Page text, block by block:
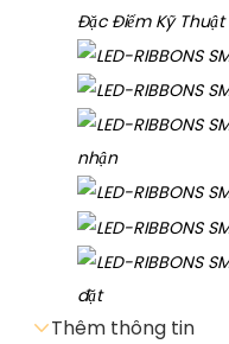
Đặc Điểm Kỹ Thuật
nhận
đặt
Thêm thông tin